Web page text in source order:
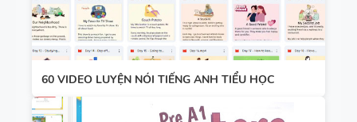
60 VIDEO LUYỆN NÓI TIẾNG ANH TIỂU HỌC